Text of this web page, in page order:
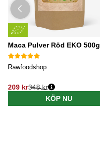
Maca Pulver Röd EKO 500g
Rawfoodshop
209 kr348 kr
KÖP NU